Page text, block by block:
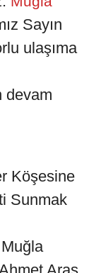
Sayın
ulaşıma
devam
Köşesine
Sunmak